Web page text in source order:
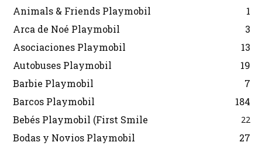
Animals & Friends Playmobil
1
Arca de Noé Playmobil
3
Asociaciones Playmobil
13
Autobuses Playmobil
19
Barbie Playmobil
7
Barcos Playmobil
184
Bebés Playmobil (First Smile
22
Bodas y Novios Playmobil
27